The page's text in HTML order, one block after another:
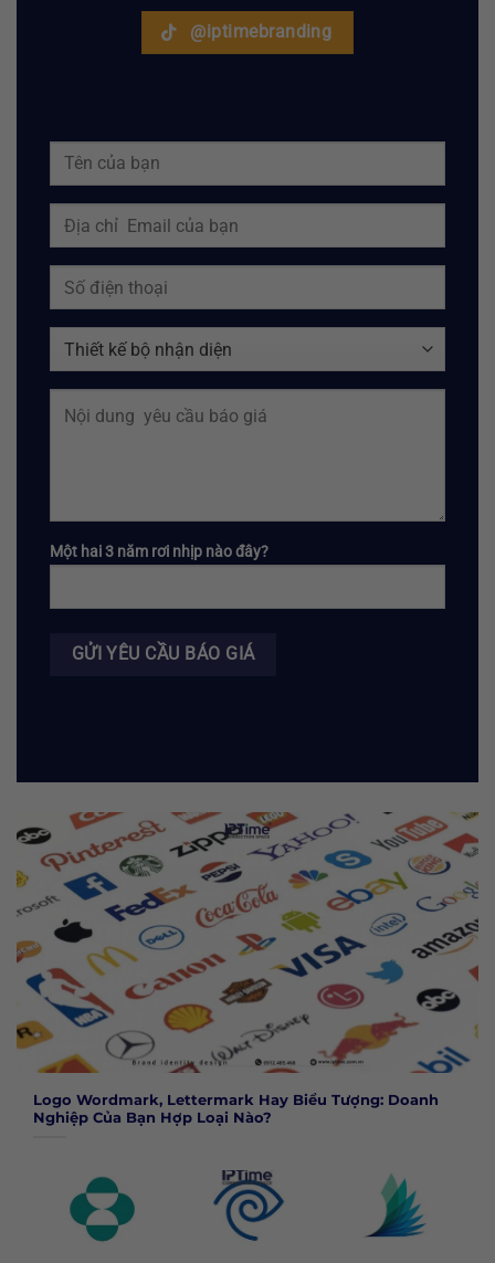
@iptimebranding
Một hai 3 năm rơi nhịp nào đây?
Logo Wordmark, Lettermark Hay Biểu Tượng: Doanh
Nghiệp Của Bạn Hợp Loại Nào?